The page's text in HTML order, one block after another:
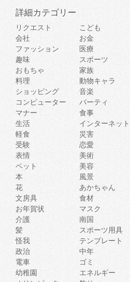
詳細カテゴリー
リクエスト こども
会社
お金
ファッション
医療
趣味
スポーツ
おもちゃ
家族
料理
動物キャラ
ショッピング
音楽
コンピューター
パーティ
マナー
食事
生活
インターネット
軽食
災害
受験
恋愛
表情
美術
ペット
美容
本
風景
花
あかちゃん
文房具
食材
お年賀状
マスク
介護
南国
髪
スポーツ用具
怪我
テンプレート
政治
中年
電車
ゴミ
幼稚園
エネルギー